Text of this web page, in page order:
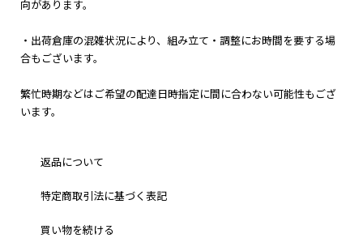
向があります。
・出荷倉庫の混雑状況により、組み立て・調整にお時間を要する場
合もございます。
繁忙時期などはご希望の配達日時指定に間に合わない可能性もござ
います。
返品について
特定商取引法に基づく表記
買い物を続ける